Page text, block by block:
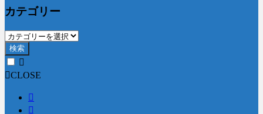
カテゴリー
検索
CLOSE